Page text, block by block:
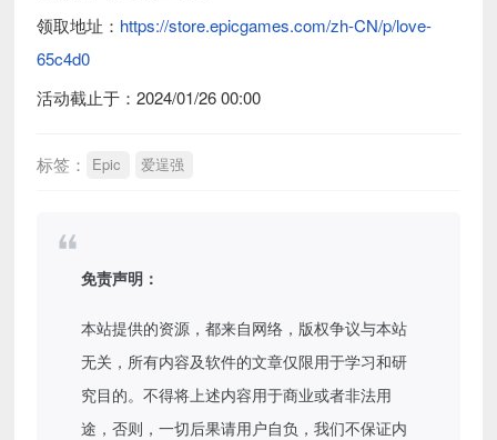
领取地址： https://store.epicgames.com/zh-CN/p/love-
65c4d0
活动截止于：2024/01/26 00:00
标签： Epic 爱逞强
免责声明：
本站提供的资源，都来自网络，版权争议与本站
无关，所有内容及软件的文章仅限用于学习和研
究目的。不得将上述内容用于商业或者非法用
途，否则，一切后果请用户自负，我们不保证内